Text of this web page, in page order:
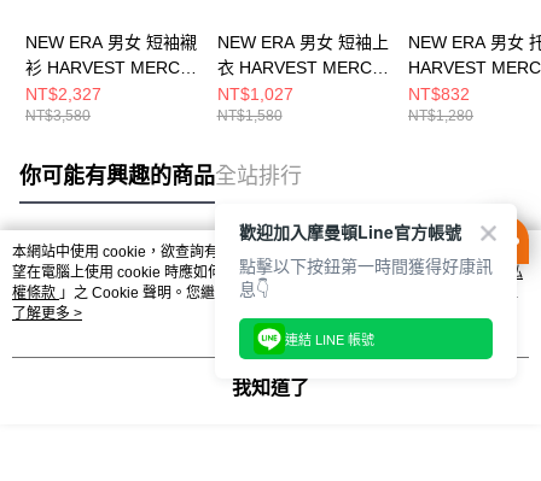
NEW ERA 男女 短袖襯
衫 HARVEST MERCH
洛杉磯道奇 白
NE14701117
NT$2,327
NT$3,580
NEW ERA 男女 短袖上
衣 HARVEST MERCH
NEW ERA 白
NE14701212
NT$1,027
NT$1,580
NEW ERA 男女
HARVEST
杉磯道奇 白
NE14703401
NT$832
NT$1,280
你可能有興趣的商品全站排行
熱門標籤
本網站中使用 cookie，欲查詢有關本網站使用 cookie 方式之詳情，及若您不希
望在電腦上使用 cookie 時應如何變更電腦的 cookie 設定，請參閱本網站「
隱私
權條款 」之 Cookie 聲明。您繼續使用本網站即表示您同意本公司得按本網站使
用條款之 Cookie 聲明使用 cookie。
了解更多 >
我知道了
歡迎加入摩曼頓Line官方帳號
點擊以下按鈕第一時間獲得好康訊
息👇
連結 LINE 帳號